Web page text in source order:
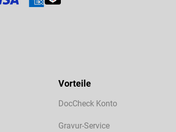
Vorteile
DocCheck Konto
Gravur-Service